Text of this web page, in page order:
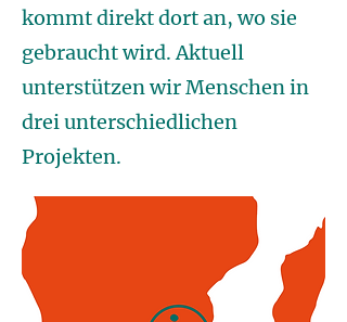
kommt direkt dort an, wo sie
gebraucht wird. Aktuell
unterstützen wir Menschen in
drei unterschiedlichen
Projekten.